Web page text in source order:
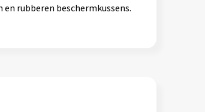
rubberen beschermkussens.